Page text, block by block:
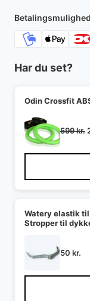
Har du set?
Odin Crossfit
599kr.
Watery elastik
Stropper til
50 kr.